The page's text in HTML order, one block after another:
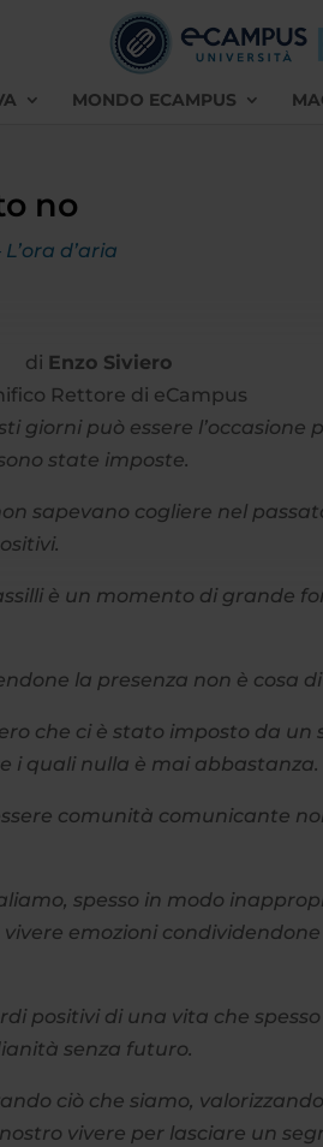
MONDO ECAMPUS
no
d’aria
di Enzo Siviero
Rettore di eCampus
giorni può essere l’occasione
state imposte.
sapevano cogliere nel
è un momento di grande
la presenza non è cosa
che ci è stato imposto da un
i quali nulla è mai abbastanza.
comunità comunicante
spesso in modo
emozioni
positivi di una vita che
senza futuro.
ciò che siamo,
vivere per lasciare un